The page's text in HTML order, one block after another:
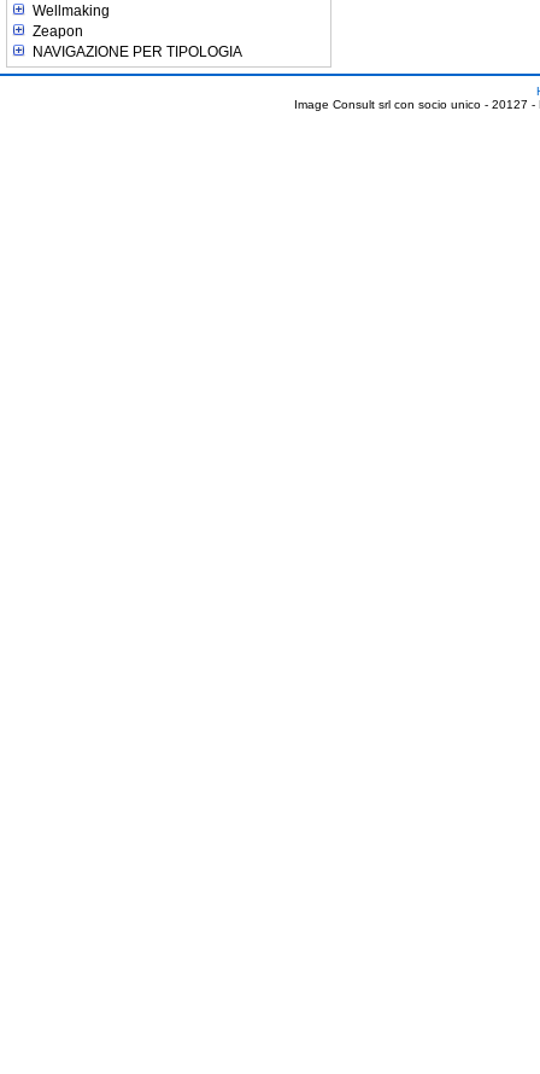
Wellmaking
Zeapon
NAVIGAZIONE PER TIPOLOGIA
Image Consult srl con socio unico - 20127